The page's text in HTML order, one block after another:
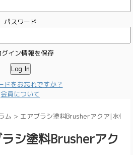
パスワード
グイン情報を保存
ドをお忘れですか？
会員について
ム > エアブラシ塗料Brusherアクア|水性
シ塗料Brusherアク